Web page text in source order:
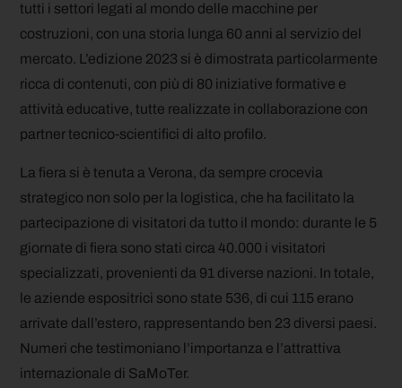
tutti i settori legati al mondo delle macchine per
costruzioni, con una storia lunga 60 anni al servizio del
mercato. L’edizione 2023 si è dimostrata particolarmente
ricca di contenuti, con più di 80 iniziative formative e
attività educative, tutte realizzate in collaborazione con
partner tecnico-scientifici di alto profilo.
La fiera si è tenuta a Verona, da sempre crocevia
strategico non solo per la logistica, che ha facilitato la
partecipazione di visitatori da tutto il mondo: durante le 5
giornate di fiera sono stati circa 40.000 i visitatori
specializzati, provenienti da 91 diverse nazioni. In totale,
le aziende espositrici sono state 536, di cui 115 erano
arrivate dall’estero, rappresentando ben 23 diversi paesi.
Numeri che testimoniano l’importanza e l’attrattiva
internazionale di SaMoTer.